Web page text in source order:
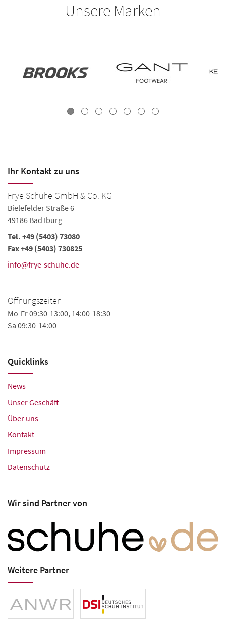
Unsere Marken
Ihr Kontakt zu uns
Frye Schuhe GmbH & Co. KG
Bielefelder Straße 6
49186 Bad Iburg
Tel. +49 (5403) 73080
Fax +49 (5403) 730825
info@frye-schuhe.de
Öffnungszeiten
Mo-Fr 09:30-13:00, 14:00-18:30
Sa 09:30-14:00
Quicklinks
News
Unser Geschäft
Über uns
Kontakt
Impressum
Datenschutz
Wir sind Partner von
Weitere Partner